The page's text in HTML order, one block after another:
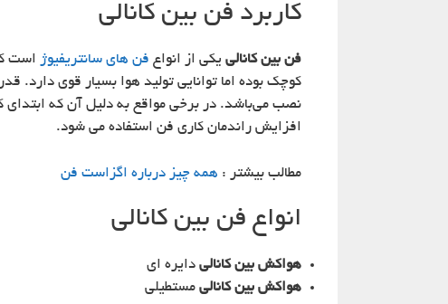
کاربرد فن بین کانالی
فن بین کانالی یکی از انواع فن های سانتریفیوژ است
کوچک بوده اما توانایی تولید هوا بسیار قوی دارد.
نصب می‌باشد. در برخی مواقع به دلیل آن که ابتدای
افزایش راندمان کاری فن استفاده می شود.
مطالب بیشتر : همه چیز درباره اگزاست فن
انواع فن بین کانالی
هواکش بین کانالی دایره ای
هواکش بین کانالی مستطیلی